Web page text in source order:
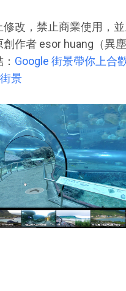
改，禁止商業使用，
作者 esor huang（異塵
Google 街景帶你上合
景